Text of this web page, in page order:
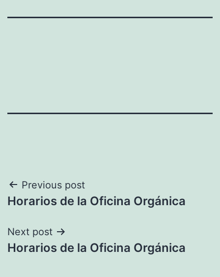
Navegación
de
entradas
Previous post
Horarios de la Oficina Orgánica
Next post
Horarios de la Oficina Orgánica